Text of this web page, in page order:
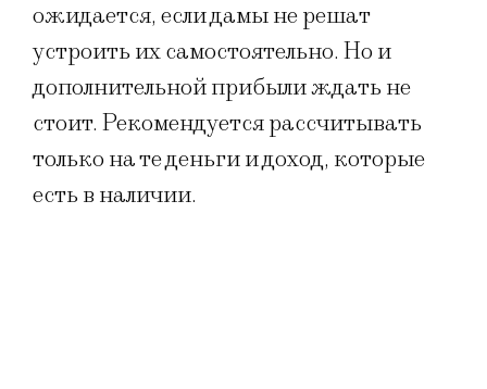
ожидается, если дамы не решат
устроить их самостоятельно. Но и
дополнительной прибыли ждать не
стоит. Рекомендуется рассчитывать
только на те деньги и доход, которые
есть в наличии.